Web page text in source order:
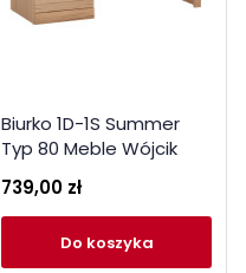
Biurko 1D-1S Summer
Typ 80 Meble Wójcik
739,00 zł
do koszyka